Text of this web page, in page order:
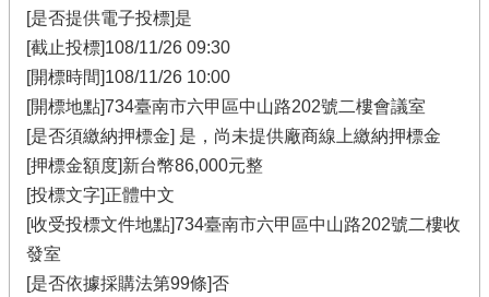
[是否提供電子投標]是
[截止投標]108/11/26 09:30
[開標時間]108/11/26 10:00
[開標地點]734臺南市六甲區中山路202號二樓會議室
[是否須繳納押標金] 是，尚未提供廠商線上繳納押標金
[押標金額度]新台幣86,000元整
[投標文字]正體中文
[收受投標文件地點]734臺南市六甲區中山路202號二樓收
發室
[是否依據採購法第99條]否